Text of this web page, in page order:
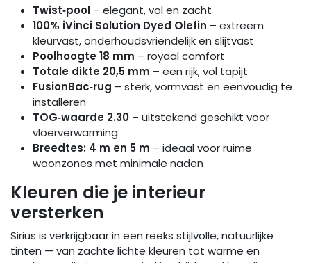
Twist‑pool – elegant, vol en zacht
100% iVinci Solution Dyed Olefin – extreem
kleurvast, onderhoudsvriendelijk en slijtvast
Poolhoogte 18 mm – royaal comfort
Totale dikte 20,5 mm – een rijk, vol tapijt
FusionBac‑rug – sterk, vormvast en eenvoudig te
installeren
TOG‑waarde 2.30 – uitstekend geschikt voor
vloerverwarming
Breedtes: 4 m en 5 m – ideaal voor ruime
woonzones met minimale naden
Kleuren die je interieur
versterken
Sirius is verkrijgbaar in een reeks stijlvolle, natuurlijke
tinten — van zachte lichte kleuren tot warme en